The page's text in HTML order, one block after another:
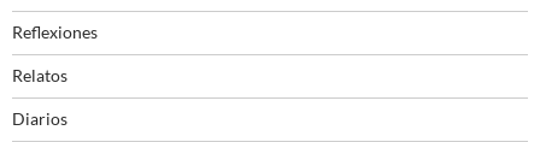
Reflexiones
Relatos
Diarios